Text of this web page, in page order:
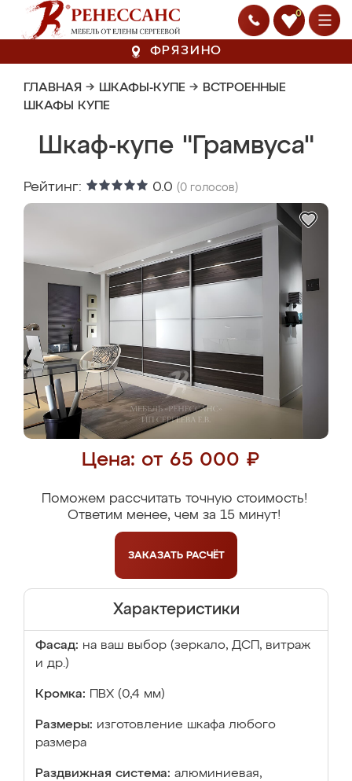
0
ФРЯЗИНО
ГЛАВНАЯ → ШКАФЫ-КУПЕ → ВСТРОЕННЫЕ
ШКАФЫ КУПЕ
Шкаф-купе "Грамвуса"
Рейтинг: 0.0 (0 голосов)
Цена: от 65 000 ₽
Поможем рассчитать точную стоимость!
Ответим менее, чем за 15 минут!
ЗАКАЗАТЬ РАСЧЁТ
Характеристики
Фасад: на ваш выбор (зеркало, ДСП, витраж
и др.)
Кромка: ПВХ (0,4 мм)
Размеры: изготовление шкафа любого
размера
Раздвижная система: алюминиевая,